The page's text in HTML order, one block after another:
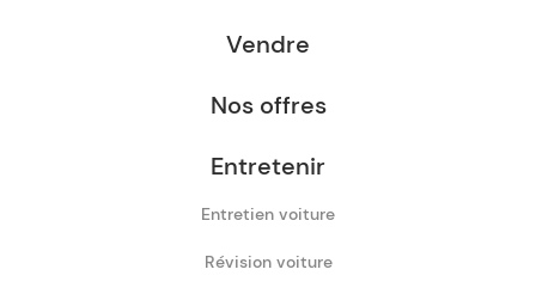
Vendre
Nos offres
Entretenir
Entretien voiture
Révision voiture